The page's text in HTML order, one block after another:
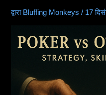
द्वारा Bluffing Monkeys/ 17